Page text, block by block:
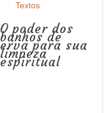
Textos
O poder dos
banhos de
erva para sua
limpeza
espiritual